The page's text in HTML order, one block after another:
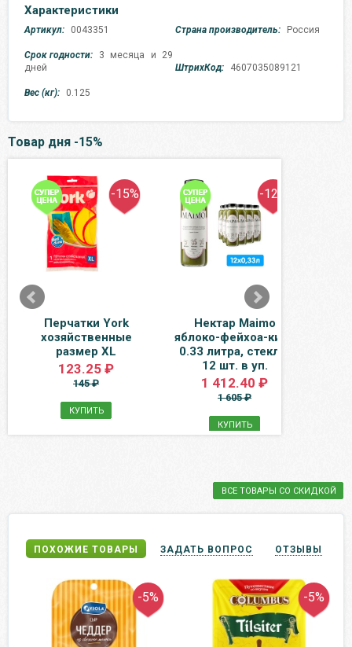
Характеристики
Артикул: 0043351 Страна производитель: Россия
Срок годности:
3 месяца и 29
дней
ШтрихКод: 4607035089121
Вес (кг): 0.125
Товар дня -15%
-15%
Перчатки York
хозяйственные
размер XL
123.25 ₽
145 ₽
КУПИТЬ
-12%
Нектар Maimo
яблоко-фейхоа-киви
0.33 литра, стекло,
12 шт. в уп.
1 412.40 ₽
1 605 ₽
КУПИТЬ
ВСЕ ТОВАРЫ СО СКИДКОЙ
ПОХОЖИЕ ТОВАРЫ ЗАДАТЬ ВОПРОС ОТЗЫВЫ
-5% -5%